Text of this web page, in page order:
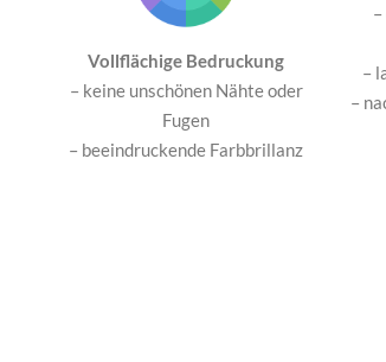
Vollflächige Bedruckung
– keine unschönen Nähte oder
Fugen
– beeindruckende Farbbrillanz
–
–